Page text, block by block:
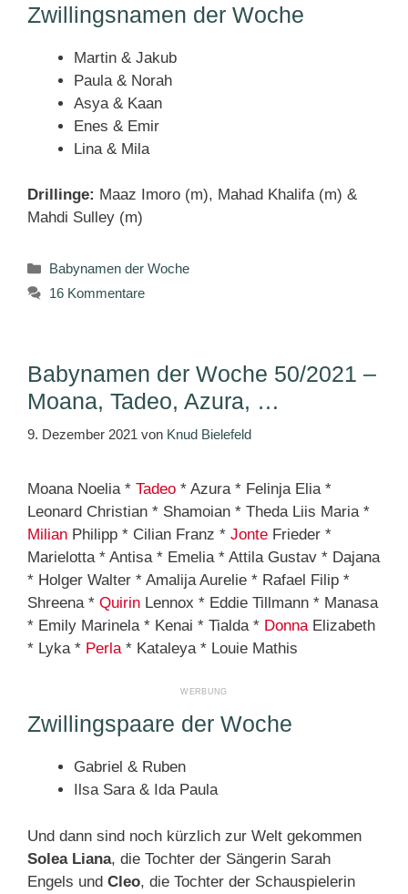
Zwillingsnamen der Woche
Martin & Jakub
Paula & Norah
Asya & Kaan
Enes & Emir
Lina & Mila
Drillinge: Maaz Imoro (m), Mahad Khalifa (m) &
Mahdi Sulley (m)
Kategorien
Babynamen der Woche
16 Kommentare
Babynamen der Woche 50/2021 –
Moana, Tadeo, Azura, …
9. Dezember 2021 von Knud Bielefeld
Moana Noelia * Tadeo * Azura * Felinja Elia *
Leonard Christian * Shamoian * Theda Liis Maria *
Milian Philipp * Cilian Franz * Jonte Frieder *
Marielotta * Antisa * Emelia * Attila Gustav * Dajana
* Holger Walter * Amalija Aurelie * Rafael Filip *
Shreena * Quirin Lennox * Eddie Tillmann * Manasa
* Emily Marinela * Kenai * Tialda * Donna Elizabeth
* Lyka * Perla * Kataleya * Louie Mathis
Zwillingspaare der Woche
Gabriel & Ruben
Ilsa Sara & Ida Paula
Und dann sind noch kürzlich zur Welt gekommen
Solea Liana, die Tochter der Sängerin Sarah
Engels und Cleo, die Tochter der Schauspielerin